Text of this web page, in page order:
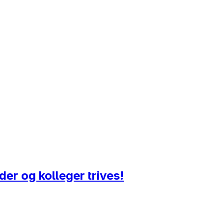
og kolleger trives!